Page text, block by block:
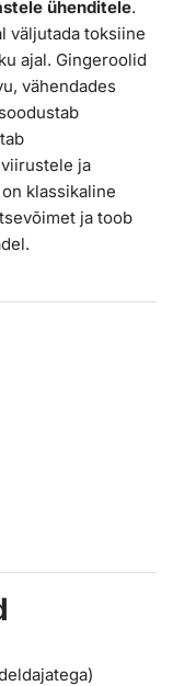
ühenditele.
väljutada toksiine
ajal. Gingeroolid
vähendades
ja
klassikaline
ja toob